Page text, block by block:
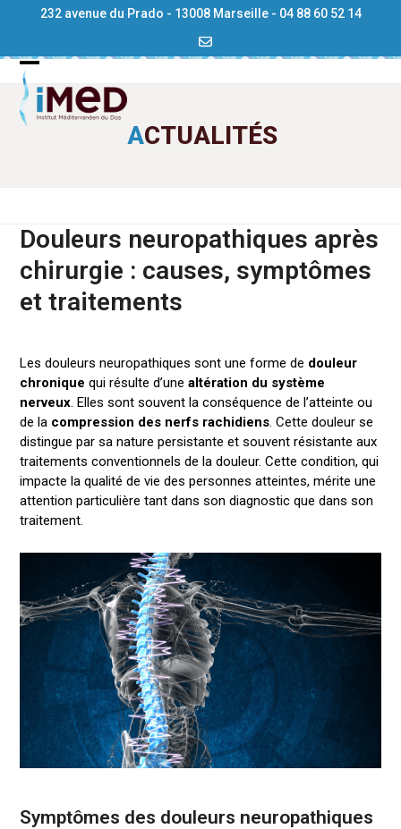
232 avenue du Prado - 13008 Marseille- 04 88 60 52 14
Open
mobile
Close
mobile
ACTUALITÉS
Douleurs neuropathiques après
chirurgie : causes, symptômes
et traitements
Les douleurs neuropathiques sont une forme de douleur
chronique qui résulte d’unealtération du système
nerveux. Elles sont souvent la conséquence de l’atteinte ou
de la compression des nerfs rachidiens. Cette douleur se
distingue par sa nature persistante et souvent résistante aux
traitements conventionnels de la douleur. Cette condition, qui
impacte la qualité de vie des personnes atteintes, mérite une
attention particulière tant dans son diagnostic que dans son
traitement.
Symptômes des douleurs neuropathiques